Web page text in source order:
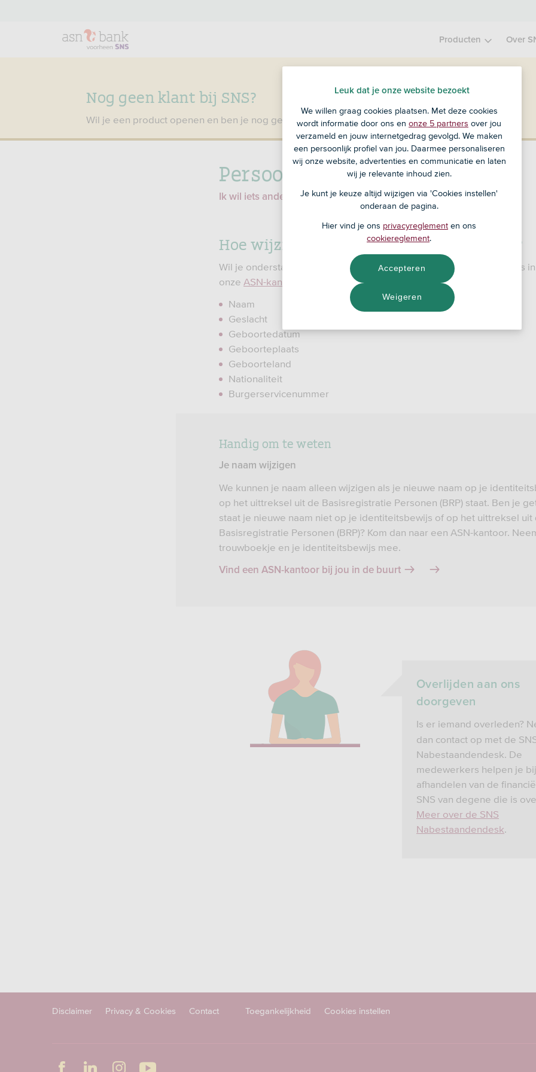
Nog geen klant bij SNS?
Wil je een product openen en ben je nog geen klant bij SNS? Ga dan naar ASN Bank .
Producten Over
Persoonlijke gegevens wijzigen
Ik wil iets anders wijzigen
Hoe wijzig ik mijn persoonlijke gegevens?
Wil je onderstaande persoonlijke gegevens wijzigen? Kom dan langs
onze ASN-kantoren
. We helpen je graag.
Naam
Geslacht
Geboortedatum
Geboorteplaats
Geboorteland
Nationaliteit
Burgerservicenummer
Handig om te weten
Je naam wijzigen
We kunnen je naam alleen wijzigen als je nieuwe naam op je
op het uittreksel uit de Basisregistratie Personen (BRP) staat. Ben je
staat je nieuwe naam niet op je identiteitsbewijs of op het uittreksel uit
Basisregistratie Personen (BRP)? Kom dan naar een ASN-kantoor.
trouwboekje en je identiteitsbewijs mee.
Vind een ASN-kantoor bij jou in de buurt
Overlijden aan ons
doorgeven
Is er iemand overleden?
dan contact op met de
Nabestaandendesk. De
medewerkers helpen je
afhandelen van de
SNS van degene die is
Meer over de SNS
Nabestaandendesk.
Disclaimer Privacy & Cookies Contact Toegankelijkheid Cookies instellen
Leuk dat je onze website bezoekt
We willen graag cookies plaatsen. Met deze cookies
wordt informatie door ons en onze 5 partners over jou
verzameld en jouw internetgedrag gevolgd. We maken
een persoonlijk profiel van jou. Daarmee personaliseren
wij onze website, advertenties en communicatie en laten
wij je relevante inhoud zien.
Je kunt je keuze altijd wijzigen via 'Cookies instellen'
onderaan de pagina.
Hier vind je ons privacyreglement en ons
cookiereglement.
Weigeren
Accepteren